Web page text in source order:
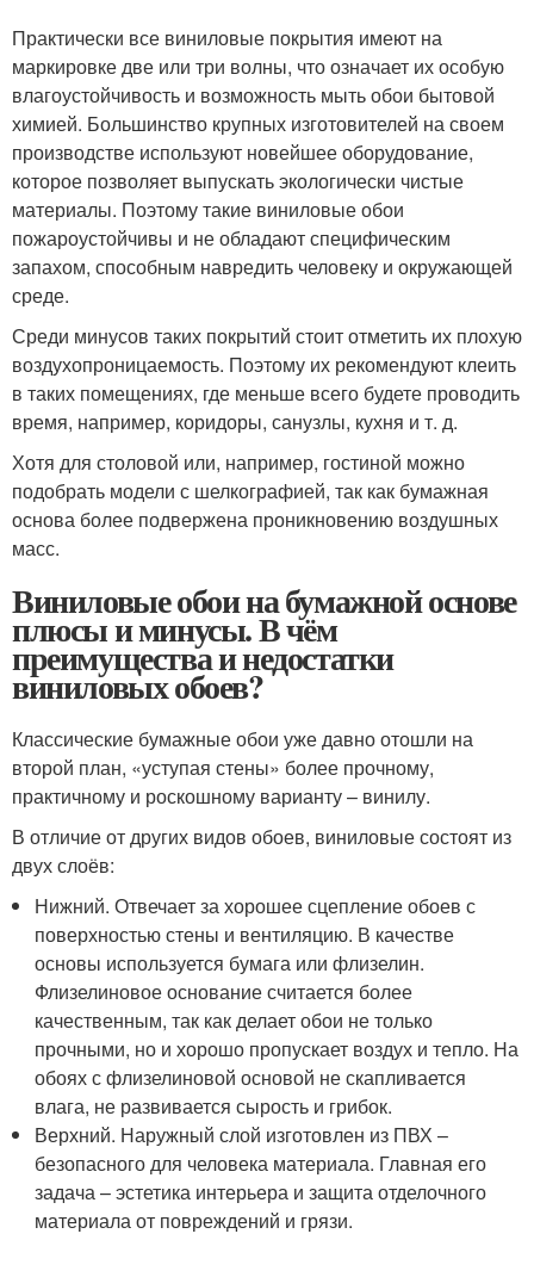
Практически все виниловые покрытия имеют на
маркировке две или три волны, что означает их особую
влагоустойчивость и возможность мыть обои бытовой
химией. Большинство крупных изготовителей на своем
производстве используют новейшее оборудование,
которое позволяет выпускать экологически чистые
материалы. Поэтому такие виниловые обои
пожароустойчивы и не обладают специфическим
запахом, способным навредить человеку и окружающей
среде.
Среди минусов таких покрытий стоит отметить их плохую
воздухопроницаемость. Поэтому их рекомендуют клеить
в таких помещениях, где меньше всего будете проводить
время, например, коридоры, санузлы, кухня и т. д.
Хотя для столовой или, например, гостиной можно
подобрать модели с шелкографией, так как бумажная
основа более подвержена проникновению воздушных
масс.
Виниловые обои на бумажной основе
плюсы и минусы. В чём
преимущества и недостатки
виниловых обоев?
Классические бумажные обои уже давно отошли на
второй план, «уступая стены» более прочному,
практичному и роскошному варианту – винилу.
В отличие от других видов обоев, виниловые состоят из
двух слоёв:
Нижний. Отвечает за хорошее сцепление обоев с
поверхностью стены и вентиляцию. В качестве
основы используется бумага или флизелин.
Флизелиновое основание считается более
качественным, так как делает обои не только
прочными, но и хорошо пропускает воздух и тепло. На
обоях с флизелиновой основой не скапливается
влага, не развивается сырость и грибок.
Верхний. Наружный слой изготовлен из ПВХ –
безопасного для человека материала. Главная его
задача – эстетика интерьера и защита отделочного
материала от повреждений и грязи.